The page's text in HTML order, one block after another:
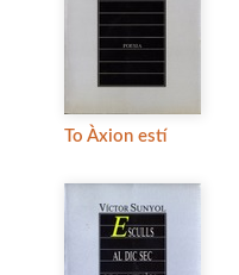
To Àxion estí